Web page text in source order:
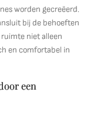
worden gecreëerd.
bij de behoeften
niet alleen
en comfortabel in
een